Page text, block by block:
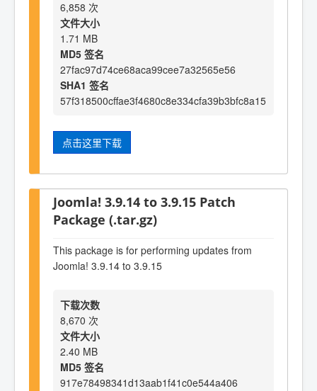
6,858 次
文件大小
1.71 MB
MD5 签名
27fac97d74ce68aca99cee7a32565e56
SHA1 签名
57f318500cffae3f4680c8e334cfa39b3bfc8a15
点击这里下载
Joomla! 3.9.14 to 3.9.15 Patch
Package (.tar.gz)
This package is for performing updates from
Joomla! 3.9.14 to 3.9.15
下载次数
8,670 次
文件大小
2.40 MB
MD5 签名
917e78498341d13aab1f41c0e544a406